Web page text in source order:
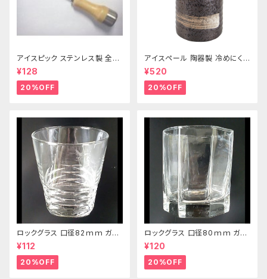
アイスピック ステンレス製 全長
215ｍｍ
¥128
20%OFF
アイスペール 陶器製 冷めにくい
二重構造 860ml
¥520
20%OFF
ロックグラス 口径82ｍｍ ガラ
ス製 250cc
¥112
20%OFF
ロックグラス 口径80ｍｍ ガラ
ス製 220cc
¥120
20%OFF